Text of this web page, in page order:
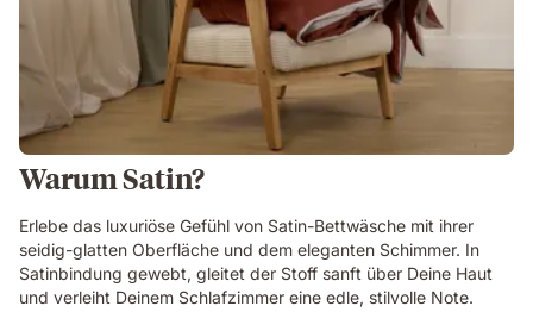
Warum Satin?
Erlebe das luxuriöse Gefühl von Satin-Bettwäsche mit ihrer
seidig-glatten Oberfläche und dem eleganten Schimmer. In
Satinbindung gewebt, gleitet der Stoff sanft über Deine Haut
und verleiht Deinem Schlafzimmer eine edle, stilvolle Note.